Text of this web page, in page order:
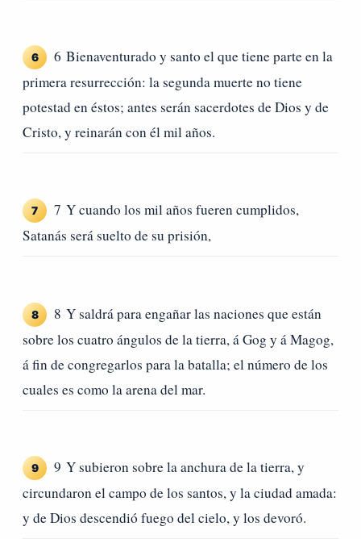
6
6 Bienaventurado y santo el que tiene parte en la
primera resurrección: la segunda muerte no tiene
potestad en éstos; antes serán sacerdotes de Dios y de
Cristo, y reinarán con él mil años.
7
7 Y cuando los mil años fueren cumplidos,
Satanás será suelto de su prisión,
8
8 Y saldrá para engañar las naciones que están
sobre los cuatro ángulos de la tierra, á Gog y á Magog,
á fin de congregarlos para la batalla; el número de los
cuales es como la arena del mar.
9
9 Y subieron sobre la anchura de la tierra, y
circundaron el campo de los santos, y la ciudad amada:
y de Dios descendió fuego del cielo, y los devoró.